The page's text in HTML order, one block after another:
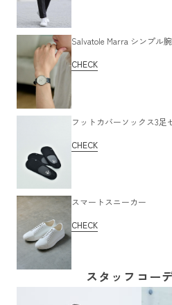
Salvatole Marra シンプル
CHECK
フットカバーソックス3足
CHECK
スマートスニーカー
CHECK
スタッフコー